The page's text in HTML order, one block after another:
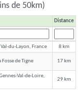
de 50km)
Distance
du-Layon, France
8 km
de Tigne 17 km
Val-de-Loire,
29 km